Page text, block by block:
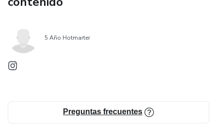
5 Año Hotmarter
Preguntas frecuentes